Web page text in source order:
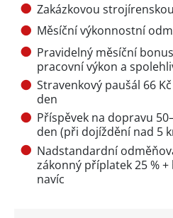
Zakázkovou
Měsíční výkonnostní
Pravidelný měsíční
pracovní výkon a
Stravenkový paušál 66
den
Příspěvek na dopravu
den (při dojíždění nad 5
Nadstandardní
zákonný příplatek 25 %
navíc